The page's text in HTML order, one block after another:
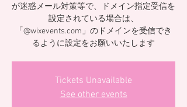
が迷惑メール対策等で、ドメイン指定受信を
設定されている場合は、
「@wixevents.com」のドメインを受信でき
るように設定をお願いいたします
Tickets Unavailable
See other events